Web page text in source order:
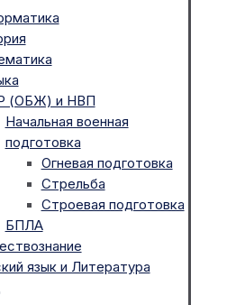
(ОБЖ) и НВП
Начальная военная
подготовка
Огневая подготовка
Стрельба
Строевая подготовка
БПЛА
язык и Литература